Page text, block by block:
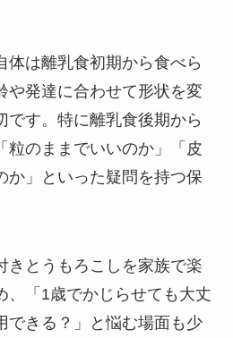
体は離乳食初期から食べら
や発達に合わせて形状を変
です。特に離乳食後期から
粒のままでいいのか」「皮
か」といった疑問を持つ保
きとうもろこしを家族で楽
、「1歳でかじらせても大丈
できる？」と悩む場面も少